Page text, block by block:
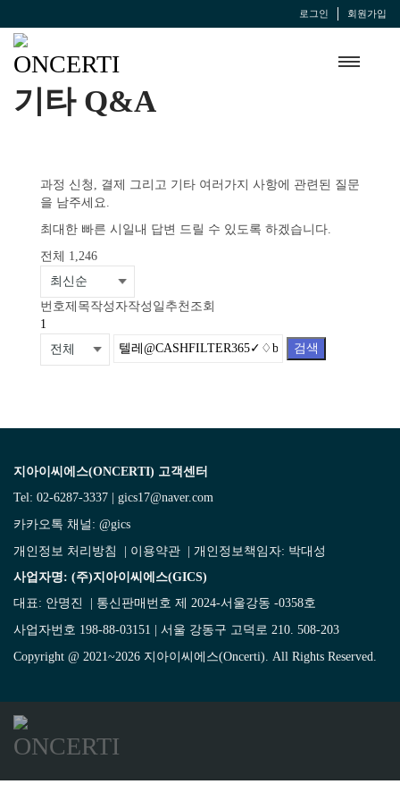
로그인 회원가입
기타 Q&A
과정 신청, 결제 그리고 기타 여러가지 사항에 관련된 질문
을 남주세요.
최대한 빠른 시일내 답변 드릴 수 있도록 하겠습니다.
전체 1,246
번호제목작성자작성일 추천 조회
1
검색
지아이씨에스(ONCERTI) 고객센터
Tel: 02-6287-3337 | gics17@naver.com
카카오톡 채널: @gics
개인정보 처리방침
이용약관 | 개인정보책임자: 박대성
사업자명: (주)지아이씨에스(GICS)
대표: 안명진 | 통신판매번호 제 2024-서울강동 -0358호
사업자번호 198-88-03151 | 서울 강동구 고덕로 210. 508-203
Copyright @ 2021~2026 지아이씨에스(Oncerti). All Rights Reserved.